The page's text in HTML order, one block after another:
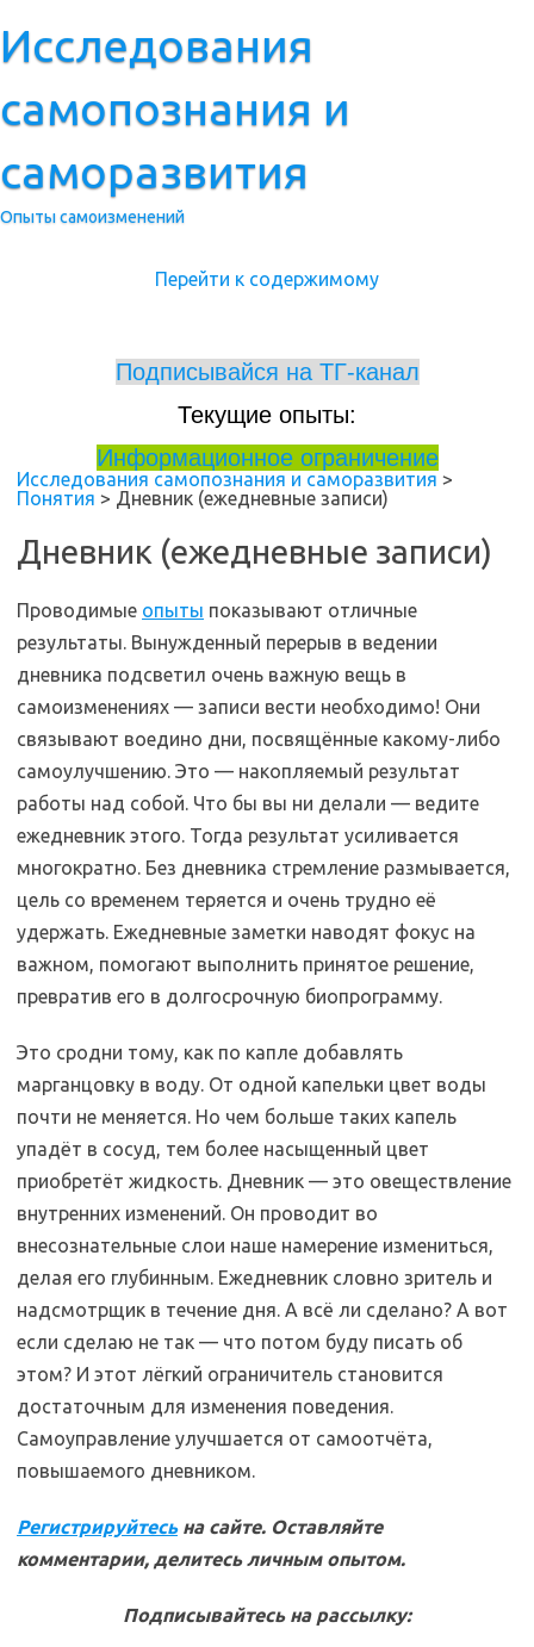
Исследования
самопознания и
саморазвития
Опыты самоизменений
Перейти к содержимому
Подписывайся на ТГ-канал
Текущие опыты:
Информационное ограничение
Исследования самопознания и саморазвития >
Понятия > Дневник (ежедневные записи)
Дневник (ежедневные записи)
Проводимые опыты показывают отличные
результаты. Вынужденный перерыв в ведении
дневника подсветил очень важную вещь в
самоизменениях — записи вести необходимо! Они
связывают воедино дни, посвящённые какому-либо
самоулучшению. Это — накопляемый результат
работы над собой. Что бы вы ни делали — ведите
ежедневник этого. Тогда результат усиливается
многократно. Без дневника стремление размывается,
цель со временем теряется и очень трудно её
удержать. Ежедневные заметки наводят фокус на
важном, помогают выполнить принятое решение,
превратив его в долгосрочную биопрограмму.
Это сродни тому, как по капле добавлять
марганцовку в воду. От одной капельки цвет воды
почти не меняется. Но чем больше таких капель
упадёт в сосуд, тем более насыщенный цвет
приобретёт жидкость. Дневник — это овеществление
внутренних изменений. Он проводит во
внесознательные слои наше намерение измениться,
делая его глубинным. Ежедневник словно зритель и
надсмотрщик в течение дня. А всё ли сделано? А вот
если сделаю не так — что потом буду писать об
этом? И этот лёгкий ограничитель становится
достаточным для изменения поведения.
Самоуправление улучшается от самоотчёта,
повышаемого дневником.
Регистрируйтесьна сайте. Оставляйте
комментарии, делитесь личным опытом.
Подписывайтесь на рассылку: